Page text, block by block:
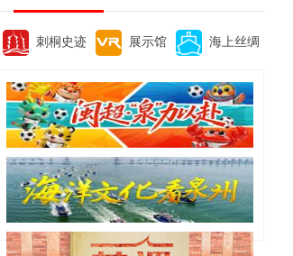
刺桐史迹 展示馆 海上丝绸